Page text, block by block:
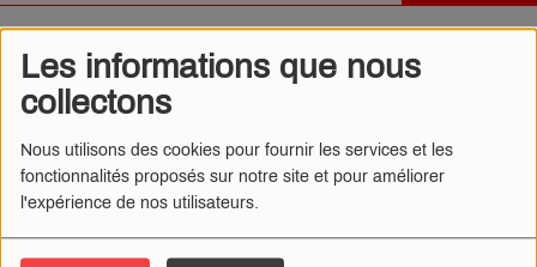
Les informations que nous
collectons
Nous utilisons des cookies pour fournir les services et les
fonctionnalités proposés sur notre site et pour améliorer
l'expérience de nos utilisateurs.
L'ŒIL DE CÉDRIC 12/03/2025